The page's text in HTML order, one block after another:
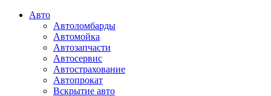
Авто
Автоломбарды
Автомойка
Автозапчасти
Автосервис
Автострахование
Автопрокат
Вскрытие авто